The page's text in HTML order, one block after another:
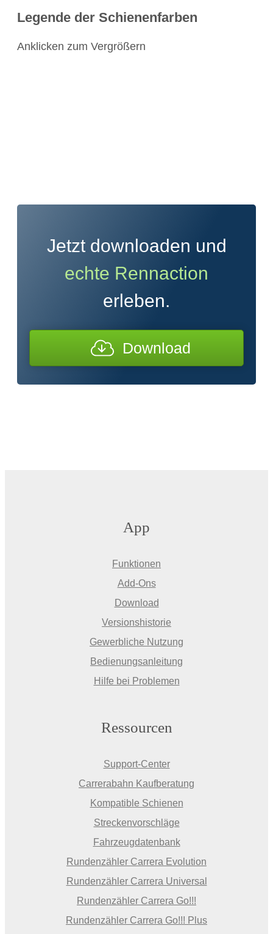
Legende der Schienenfarben
Anklicken zum Vergrößern
Jetzt downloaden und
echte Rennaction
erleben.
Download
App
Funktionen
Add-Ons
Download
Versionshistorie
Gewerbliche Nutzung
Bedienungsanleitung
Hilfe bei Problemen
Ressourcen
Support-Center
Carrerabahn Kaufberatung
Kompatible Schienen
Streckenvorschläge
Fahrzeugdatenbank
Rundenzähler Carrera Evolution
Rundenzähler Carrera Universal
Rundenzähler Carrera Go!!!
Rundenzähler Carrera Go!!! Plus